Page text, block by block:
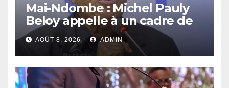
Mai-Ndombe : Michel Pauly
Beloy appelle à un cadre de
concertation avant la tenue
du dialogue inclusif
AOÛT 8, 2026 ADMIN